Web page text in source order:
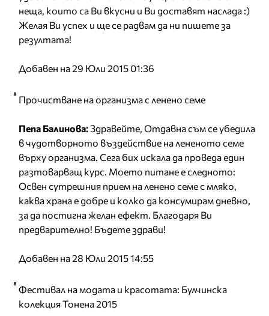
неща, които са Ви вкусни и Ви доставят наслада :)
Желая Ви успех и ще се радвам да ни пишете за
резултата!
Добавен на 29 Юли 2015 01:36
Прочистване на организма с ленено семе
Пепа Балинова:Здравейте, Отдавна съм се убедила
в чудотворното въздействие на лененото семе
върху организма. Сега бих искала да проведа един
разтоварващ курс. Моето питане е следното:
Освен сутрешния прием на ленено семе с мляко,
каква храна е добре и колко да консумирам дневно,
за да постигна желан ефект. Благодаря Ви
предварително! Бъдете здрави!
Добавен на 28 Юли 2015 14:55
Фестивал на модата и красотата: Булчинска
колекция Тонена 2015